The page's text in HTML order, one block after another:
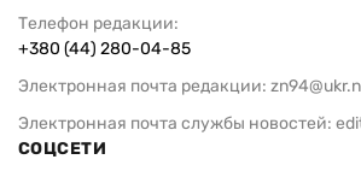
Телефон редакции:
+380 (44) 280-04-85
Электронная почта редакции:
Электронная почта службы новостей:
СОЦСЕТИ